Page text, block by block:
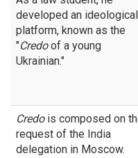
developed an ideological
platform, known as the
"Credoof a young
Ukrainian."
Credois composed on
request of the India
delegation in Moscow.